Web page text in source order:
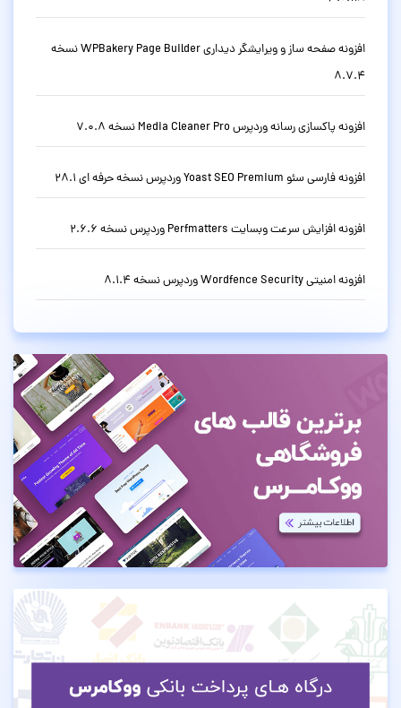
افزونه صفحه ساز و ویرایشگر دیداری WPBakery Page Builder نسخه
8.7.4
افزونه پاکسازی رسانه وردپرس Media Cleaner Pro نسخه 7.0.8
افزونه فارسی سئو Yoast SEO Premium وردپرس نسخه حرفه ای 28.1
افزونه افزایش سرعت وبسایت Perfmatters وردپرس نسخه 2.6.6
افزونه امنیتی Wordfence Security وردپرس نسخه 8.1.4